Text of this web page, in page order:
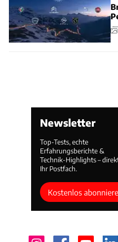
Newsletter
Top-Tests, echte
Erfahrungsberichte &
Technik-Highlights –
Ihr Postfach.
Kostenlos